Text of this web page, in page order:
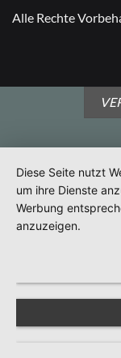
Alle Rechte
Diese Seite nutzt
um ihre Dienste
Werbung
anzuzeigen.